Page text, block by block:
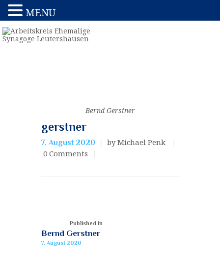
Bernd Gerstner
gerstner
7. August 2020
by Michael Penk
0 Comments
Published in
Bernd Gerstner
7. August 2020
MENU